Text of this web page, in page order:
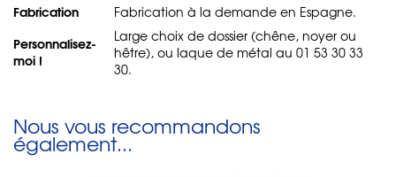
Fabrication Fabrication à la demande en Espagne.
Personnalisez-
moi !
Large choix de dossier (chêne, noyer ou
hêtre), ou laque de métal au 01 53 30 33
30.
Nous vous recommandons
également...